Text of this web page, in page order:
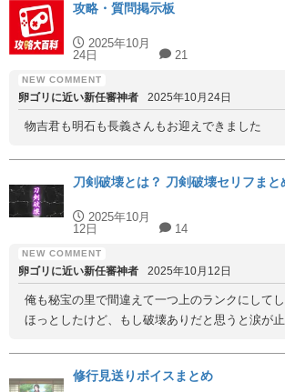
攻略・質問掲示板
2025年10月
24日
21
卵ゴリに近い新任審神者 2025年10月24日
物吉君も明石も長義さんもお迎えできました
刀剣破壊とは？ 刀剣破壊セリフまと
2025年10月
12日
14
卵ゴリに近い新任審神者 2025年10月12日
俺も秘宝の里で間違えて一つ上のランクにして
ほっとしたけど、もし破壊ありだと思うと涙が
修行見送りボイスまとめ